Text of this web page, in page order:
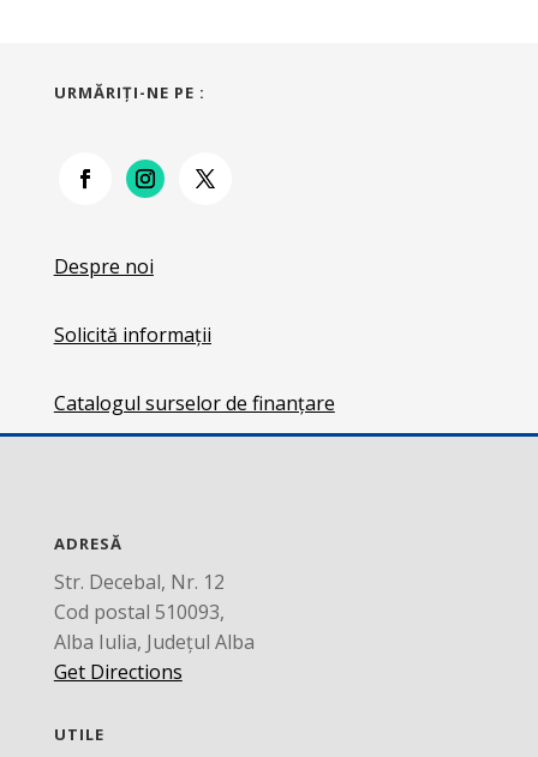
URMĂRIŢI-NE PE :
Despre noi
Solicită informații
Catalogul surselor de finanțare
ADRESĂ
Str. Decebal, Nr. 12
Cod postal 510093,
Alba Iulia, Județul Alba
Get Directions
UTILE